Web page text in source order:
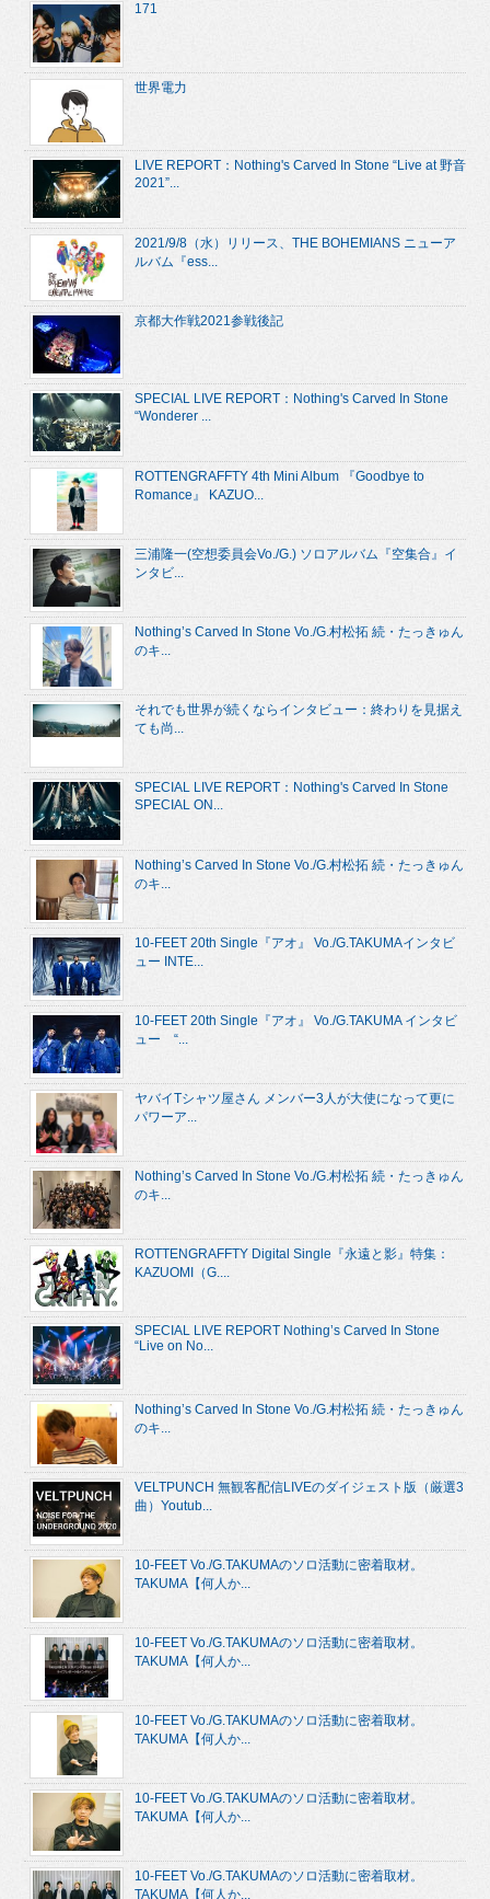
171
世界電力
LIVE REPORT：Nothing's Carved In Stone “Live at 野音
2021”...
2021/9/8（水）リリース、THE BOHEMIANS ニューア
ルバム『ess...
京都大作戦2021参戦後記
SPECIAL LIVE REPORT：Nothing's Carved In Stone
“Wonderer ...
ROTTENGRAFFTY 4th Mini Album 『Goodbye to
Romance』 KAZUO...
三浦隆一(空想委員会Vo./G.) ソロアルバム『空集合』イ
ンタビ...
Nothing’s Carved In Stone Vo./G.村松拓 続・たっきゅん
のキ...
それでも世界が続くならインタビュー：終わりを見据え
ても尚...
SPECIAL LIVE REPORT：Nothing's Carved In Stone
SPECIAL ON...
Nothing’s Carved In Stone Vo./G.村松拓 続・たっきゅん
のキ...
10-FEET 20th Single『アオ』 Vo./G.TAKUMAインタビ
ュー INTE...
10-FEET 20th Single『アオ』 Vo./G.TAKUMA インタビ
ュー “...
ヤバイTシャツ屋さん メンバー3人が大使になって更に
パワーア...
Nothing’s Carved In Stone Vo./G.村松拓 続・たっきゅん
のキ...
ROTTENGRAFFTY Digital Single『永遠と影』特集：
KAZUOMI（G....
SPECIAL LIVE REPORT Nothing’s Carved In Stone
“Live on No...
Nothing’s Carved In Stone Vo./G.村松拓 続・たっきゅん
のキ...
VELTPUNCH 無観客配信LIVEのダイジェスト版（厳選3
曲）Youtub...
10-FEET Vo./G.TAKUMAのソロ活動に密着取材。
TAKUMA【何人か...
10-FEET Vo./G.TAKUMAのソロ活動に密着取材。
TAKUMA【何人か...
10-FEET Vo./G.TAKUMAのソロ活動に密着取材。
TAKUMA【何人か...
10-FEET Vo./G.TAKUMAのソロ活動に密着取材。
TAKUMA【何人か...
10-FEET Vo./G.TAKUMAのソロ活動に密着取材。
TAKUMA【何人か...